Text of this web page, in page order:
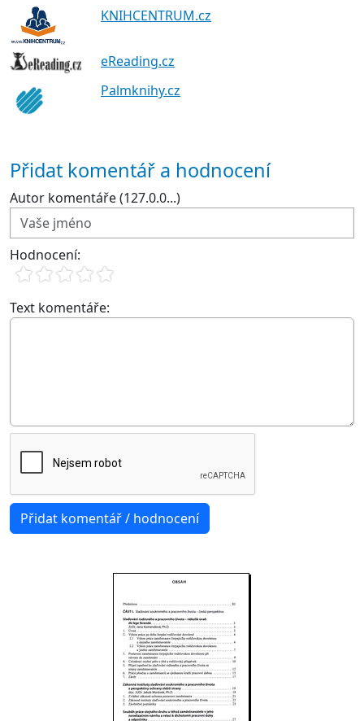
KNIHCENTRUM.cz
eReading.cz
Palmknihy.cz
Přidat komentář a hodnocení
Autor komentáře (127.0.0...)
Hodnocení:
Text komentáře: